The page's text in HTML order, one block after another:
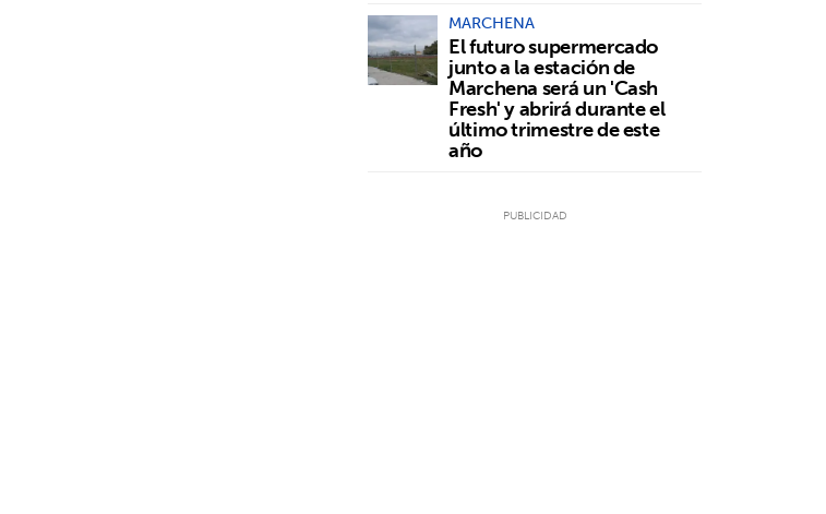
MARCHENA
El futuro supermercado
junto a la estación de
Marchena será un 'Cash
Fresh' y abrirá durante el
último trimestre de este
año